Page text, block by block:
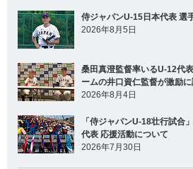
侍ジャパンU-15日本代表 選
2026年8月5日
桑田真澄監督率いるU-12代
ームの井口資仁監督が激励
2026年8月4日
「侍ジャパンU-18壮行試合
代表 応援活動について
2026年7月30日